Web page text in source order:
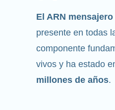
Como su nombre
mensajero.
las células que